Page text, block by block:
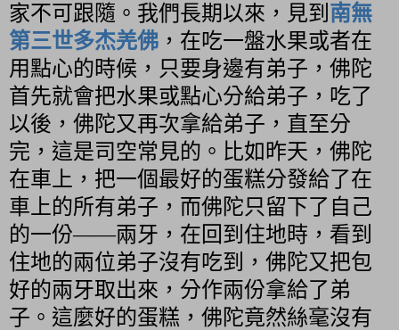
家不可跟隨。我們長期以來，見到 南無
第三世多杰羌佛 ，在吃一盤水果或者在
用點心的時候，只要身邊有弟子，佛陀
首先就會把水果或點心分給弟子，吃了
以後，佛陀又再次拿給弟子，直至分
完，這是司空常見的。比如昨天，佛陀
在車上，把一個最好的蛋糕分發給了在
車上的所有弟子，而佛陀只留下了自己
的一份——兩牙，在回到住地時，看到
住地的兩位弟子沒有吃到，佛陀又把包
好的兩牙取出來，分作兩份拿給了弟
子。這麼好的蛋糕，佛陀竟然絲毫沒有